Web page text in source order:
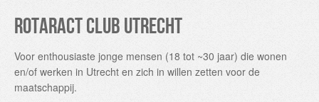
Rotaract Club Utrecht
Voor enthousiaste jonge mensen (18 tot ~30 jaar) die wonen
en/of werken in Utrecht en zich in willen zetten voor de
maatschappij.